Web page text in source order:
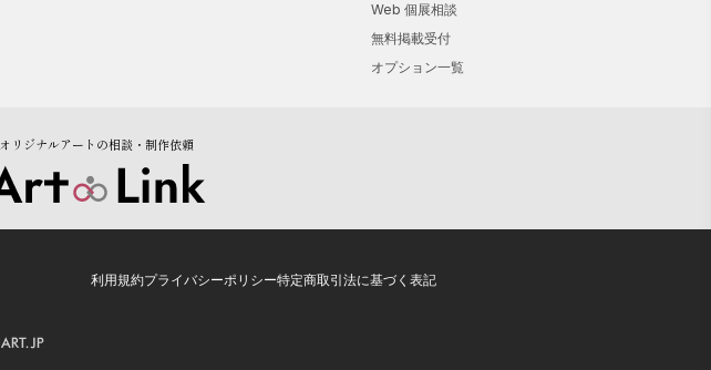
Web 個展相談
無料掲載受付
オプション一覧
オリジナルアートの相談・制作依頼
利用規約プライバシーポリシー特定商取引法に基づく表記